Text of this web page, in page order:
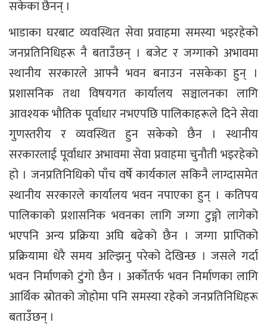
सकेका छैनन् ।
भाडाका घरबाट व्यवस्थित सेवा प्रवाहमा समस्या भइरहेको
जनप्रतिनिधिहरू नै बताउँछन् । बजेट र जग्गाको अभावमा
स्थानीय सरकारले आफ्नै भवन बनाउन नसकेका हुन् ।
प्रशासनिक तथा विषयगत कार्यालय सञ्चालनका लागि
आवश्यक भौतिक पूर्वाधार नभएपछि पालिकाहरूले दिने सेवा
गुणस्तरीय र व्यवस्थित हुन सकेको छैन । स्थानीय
सरकारलाई पूर्वाधार अभावमा सेवा प्रवाहमा चुनौती भइरहेको
हो । जनप्रतिनिधिको पाँच वर्षे कार्यकाल सकिनै लाग्दासमेत
स्थानीय सरकारले कार्यालय भवन नपाएका हुन् । कतिपय
पालिकाको प्रशासनिक भवनका लागि जग्गा टुङ्गो लागेको
भएपनि अन्य प्रक्रिया अघि बढेको छैन । जग्गा प्राप्तिको
प्रक्रियामा धेरै समय अल्झिनु परेको देखिन्छ । जसले गर्दा
भवन निर्माणको टुंगो छैन । अर्कोतर्फ भवन निर्माणका लागि
आर्थिक स्रोतको जोहोमा पनि समस्या रहेको जनप्रतिनिधिहरू
बताउँछन् ।